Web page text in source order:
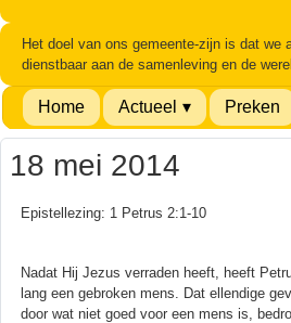
Het doel van ons gemeente-zijn is dat we
dienstbaar aan de samenleving en de
Home Actueel Preken
18 mei 2014
Epistellezing: 1 Petrus 2:1-10
Nadat Hij Jezus verraden heeft, heeft
lang een gebroken mens. Dat ellendige
door wat niet goed voor een mens is,